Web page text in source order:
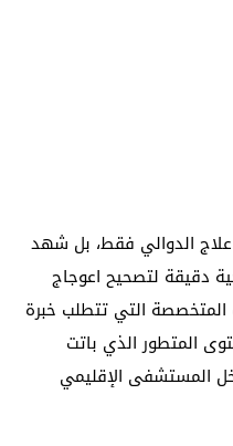
الدوالي فقط، بل شهد
دقيقة لتصحيح اعوجاج
التي تتطلب خبرة
المتطور الذي باتت
المستشفى الإقليمي